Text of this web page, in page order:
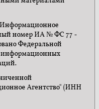
Информационное
номер ИА № ФС 77 -
Федеральной
информационных
Агентство" (ИНН